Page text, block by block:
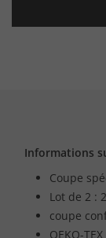
Informations
Coupe
Lot de 2 :
coupe
OEKO-